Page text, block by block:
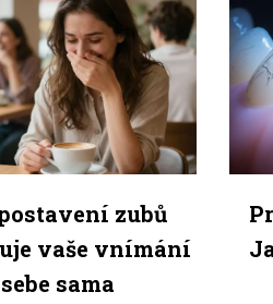
zubů
vaše vnímání
sebe sama